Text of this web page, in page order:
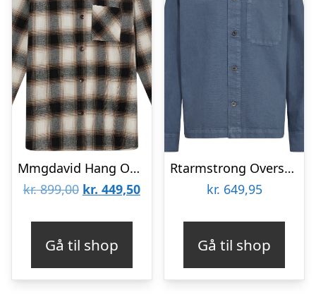
Mmgdavid Hang Overshirt
kr.899,00 Den
var:
kr. 899,00.
kr. 449,50Den
kr. 449,50.
Gå til shop
Rtarmstrong Overshirt
kr. 649,95
Gå til shop